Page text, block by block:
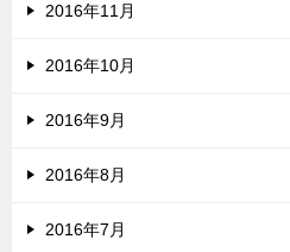
2016年11月
2016年10月
2016年9月
2016年8月
2016年7月